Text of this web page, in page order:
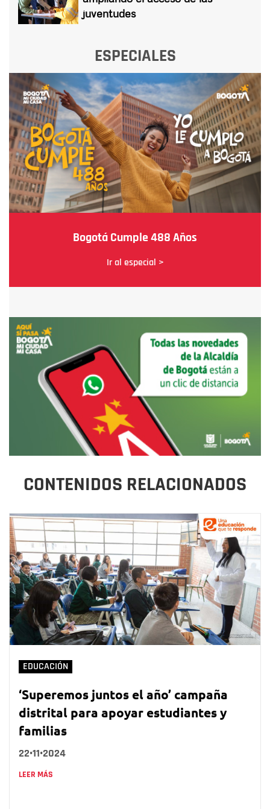
juventudes
ESPECIALES
Bogotá Cumple 488 Años
Ir al especial >
CONTENIDOS RELACIONADOS
EDUCACIÓN
‘Superemos juntos el año’ campaña
distrital para apoyar estudiantes y
familias
22•11•2024
LEER MÁS